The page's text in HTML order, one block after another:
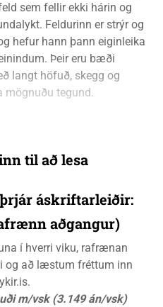
sem fellir ekki hárin og
Feldurinn er strýr og
hefur hann þann eiginleika
Þeir eru bæði
langt höfuð, skegg og
mögnuðu tegund.
til að lesa
áskriftarleiðir:
aðgangur)
í hverri viku, rafrænan
og að læstum fréttum inn
m/vsk (3.149 án/vsk)